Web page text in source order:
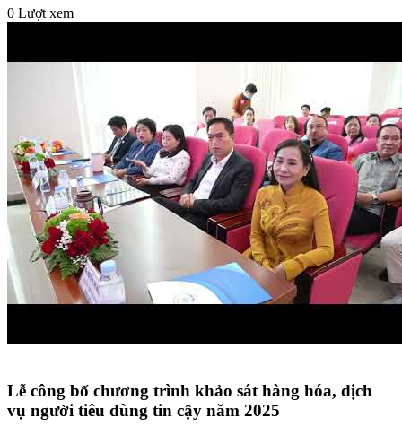
0 Lượt xem
Lễ công bố chương trình khảo sát hàng hóa, dịch
vụ người tiêu dùng tin cậy năm 2025